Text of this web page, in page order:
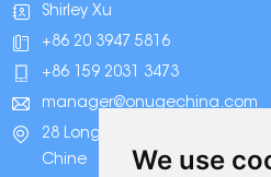
We use
Shirley Xu
+86 20 3947 5816
+86 159 2031 3473
manager@onugechina.com
28 Longhai Road, parc
Chine